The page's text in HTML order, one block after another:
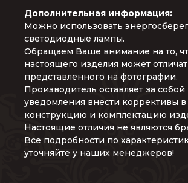
Дополнительная информация:
Можно использовать
светодиодные лампы.
Обращаем Ваше внимание на то,
настоящего изделия может
представленного на фотографии.
Производитель оставляет за
уведомления внести коррективы в
конструкцию и комплектацию
Настоящие отличия не являются
Все подробности по
уточняйте у наших менеджеров!